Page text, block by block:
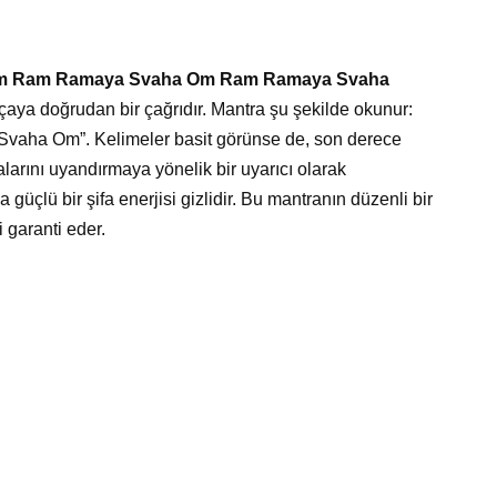
Ramaya Svaha Om Ram Ramaya Svaha
doğrudan bir çağrıdır. Mantra şu şekilde okunur:
Om”. Kelimeler basit görünse de, son derece
uyandırmaya yönelik bir uyarıcı olarak
güçlü bir şifa enerjisi gizlidir. Bu mantranın düzenli bir
eder.